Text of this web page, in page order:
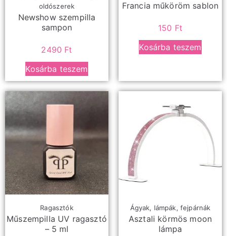
oldószerek
Newshow szempilla
sampon
2490 Ft
Kosárba teszem
Francia műköröm sablon
150 Ft
Kosárba teszem
Ragasztók
Műszempilla UV ragasztó
– 5 ml
Ágyak, lámpák, fejpárnák
Asztali körmös moon
lámpa